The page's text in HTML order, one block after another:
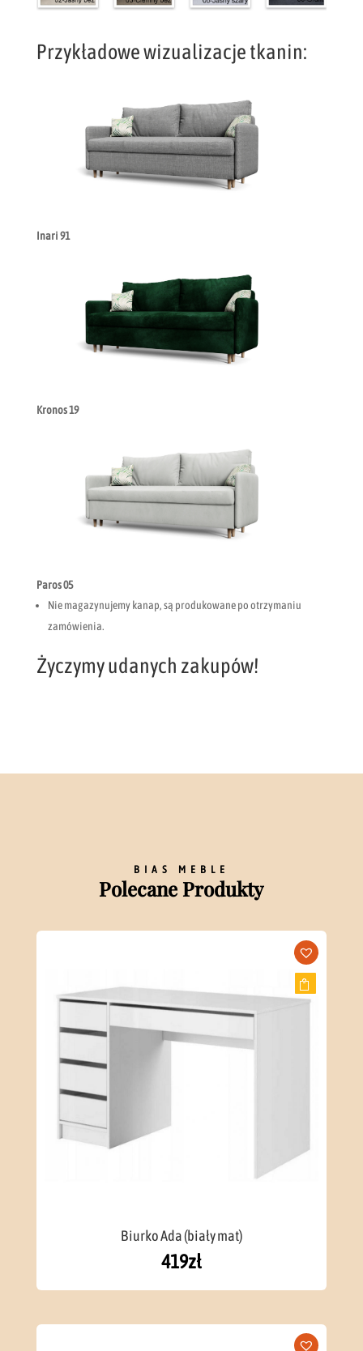
Przykładowe wizualizacje tkanin:
Inari 91
Kronos 19
Paros 05
Nie magazynujemy kanap, są produkowane po otrzymaniu
zamówienia.
Życzymy udanych zakupów!
BIAS MEBLE
Polecane Produkty
Biurko Ada (biały mat)
419zł